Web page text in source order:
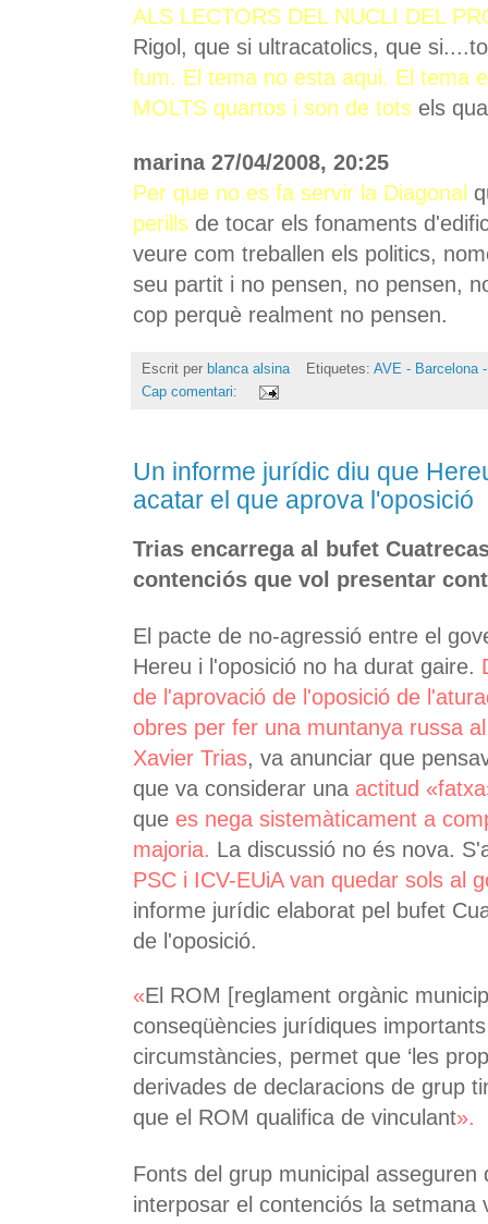
ALS LECTORS DEL NUCLI DEL
Rigol, que si ultracatolics, que
fum. El tema no esta aqui. El tema
MOLTS quartos i son de tots els
marina 27/04/2008, 20:25
Per que no es fa servir la Diagonal
perills de tocar els fonaments
veure com treballen els politics,
seu partit i no pensen, no pensen,
cop perquè realment no pensen.
Escrit per blanca alsina Etiquetes: AVE - Barcelona
Cap comentari:
Un informe jurídic diu que
acatar el que aprova l'oposició
Trias encarrega al bufet
contenciós que vol presentar
El pacte de no-agressió entre el
Hereu i l'oposició no ha durat gaire.
de l'aprovació de l'oposició de
obres per fer una muntanya russa
Xavier Trias, va anunciar que
que va considerar una actitud
que es nega sistemàticament a
majoria. La discussió no és nova.
PSC i ICV-EUiA van quedar sols al
informe jurídic elaborat pel bufet
de l'oposició.
«El ROM [reglament orgànic
conseqüències jurídiques
circumstàncies, permet que ‘les
derivades de declaracions de grup
que el ROM qualifica de vinculant».
Fonts del grup municipal asseguren
interposar el contenciós la